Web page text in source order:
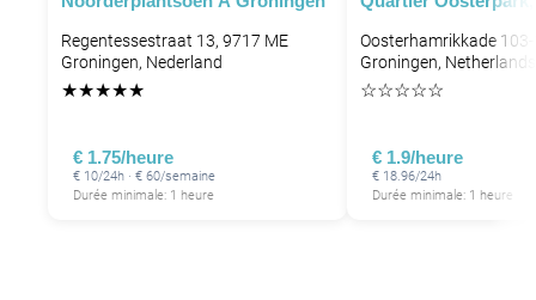
Regentessestraat 13, 9717 ME
Groningen, Nederland
★★★★★
€ 1.75/heure
€ 10/24h · € 60/semaine
Durée minimale: 1 heure
Oosterhamrikkade
Groningen, Netherlands
☆☆☆☆☆
€ 1.9/heure
€ 18.96/24h
Durée minimale: 1 heure